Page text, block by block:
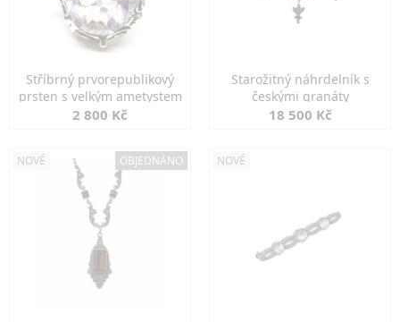
Stříbrný prvorepublikový
prsten s velkým ametystem
2 800 Kč
Starožitný náhrdelník s
českými granáty
18 500 Kč
NOVÉ OBJEDNÁNO NOVÉ